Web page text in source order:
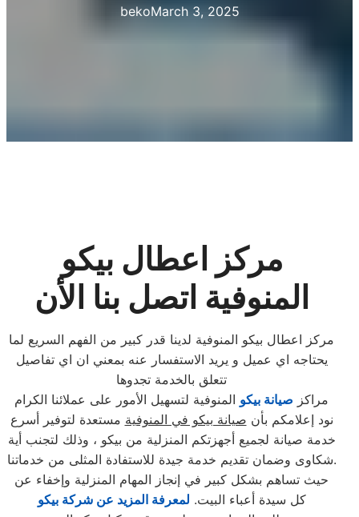
bekoMarch 3, 2025
مركز اعطال بيكو
المنوفية اتصل بنا الأن
مركز اعطال بيكو المنوفية لدينا قدر كبير من الفهم السريع لما
يحتاجه اي عميل و يريد الاستفسار عنه بمعني ان اي تفاصيل
تتعلق بالخدمة تجدوها
مراكز صيانة بيكو المنوفية لتسهيل الأمور على عملائنا الكرام
نود إعلامكم بأن صيانة بيكو في المنوفية مستعدة لتوفير أسرع
خدمة صيانة لجميع أجهزتكم المنزلية من بيكو ، وذلك لتجنب أية
شكاوى وضمان تقديم خدمة جيدة للاستفادة المثلى من خدماتنا.
حيث تساهم بشكل كبير في إنجاز المهام المنزلية وإخفاء عن
كل سيدة أعباء البيت. لمعرفة المزيد عن شركة بيكو